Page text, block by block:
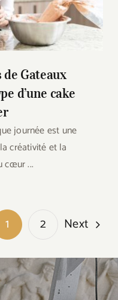
Gateaux
d’une cake
journée est une
créativité et la
cœur ...
1 2 Next